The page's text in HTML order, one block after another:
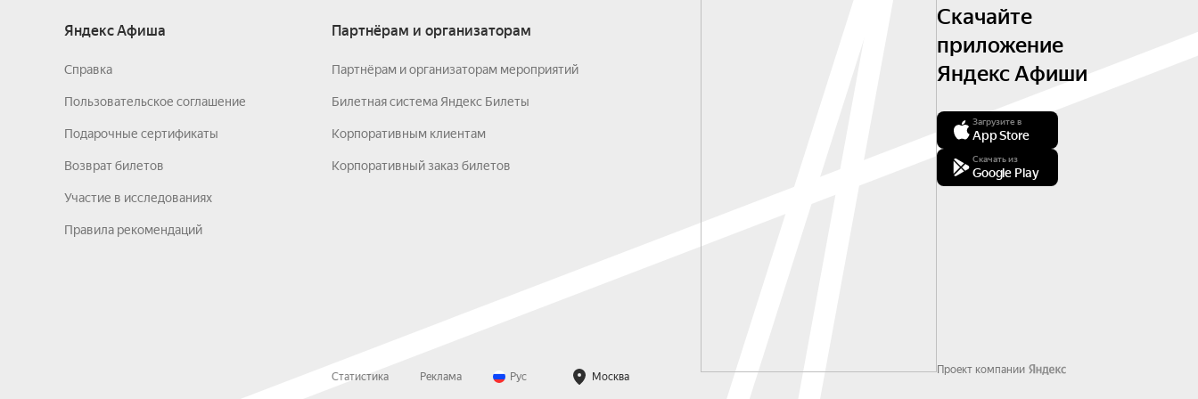
Яндекс Афиша
Справка
Пользовательское соглашение
Подарочные сертификаты
Возврат билетов
Участие в исследованиях
Правила рекомендаций
Партнёрам и организаторам
Партнёрам и организаторам мероприятий
Билетная система Яндекс Билеты
Корпоративным клиентам
Корпоративный заказ билетов
Статистика Реклама Рус Москва
Скачайте
приложение
Яндекс Афиши
Загрузите в
App Store
Скачать из
Google Play
Проект компании